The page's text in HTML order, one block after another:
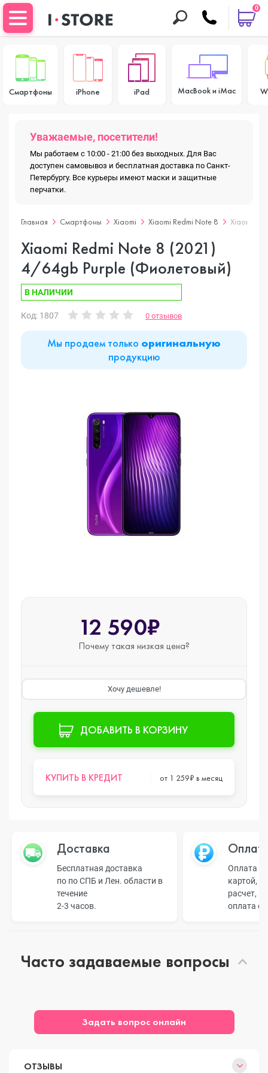
0
Смартфоны iPhone iPad MacBook и iMac
Уважаемые, посетители!
Мы работаем с 10:00 - 21:00 без выходных. Для Вас
доступен самовывоз и бесплатная доставка по Санкт-
Петербургу. Все курьеры имеют маски и защитные
перчатки.
Главная Смартфоны Xiaomi Xiaomi Redmi Note 8 Xiaomi
Xiaomi Redmi Note 8 (2021)
4/64gb Purple (Фиолетовый)
В НАЛИЧИИ
Код: 1807 0 отзывов
Мы продаем только оригинальную
продукцию
12 590₽
Почему такая низкая цена?
Хочу дешевле!
ДОБАВИТЬ В КОРЗИНУ
КУПИТЬ В КРЕДИТ от 1 259₽ в месяц
Доставка
Бесплатная доставка
по по СПБ и Лен. области в
течение
2-3 часов.
Оплата
картой,
расчет,
оплата
Часто задаваемые вопросы
Задать вопрос онлайн
ОТЗЫВЫ